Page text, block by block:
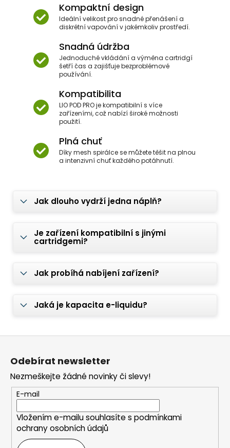
Kompaktní design
Ideální velikost pro snadné přenášení a
diskrétní vapování v jakémkoliv prostředí.
Snadná údržba
Jednoduché vkládání a výměna cartridgí
šetří čas a zajišťuje bezproblémové
používání.
Kompatibilita
LIO POD PRO je kompatibilní s více
zařízeními, což nabízí široké možnosti
použití.
Plná chuť
Díky mesh spirálce se můžete těšit na plnou
a intenzivní chuť každého potáhnutí.
Jak dlouho vydrží jedna náplň?
Je zařízení kompatibilní s jinými
cartridgemi?
Jak probíhá nabíjení zařízení?
Jaká je kapacita e-liquidu?
Z
Odebírat newsletter
Nezmeškejte žádné novinky či slevy!
E-mail
Vložením e-mailu souhlasíte s podmínkami
ochrany osobních údajů